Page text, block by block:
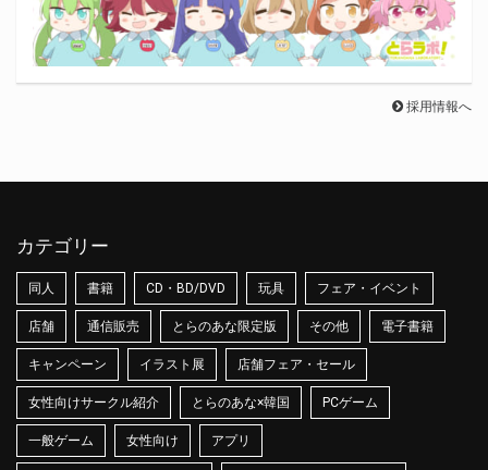
採用情報へ
カテゴリー
同人 書籍 CD・BD/DVD 玩具 フェア・イベント
店舗 通信販売 とらのあな限定版 その他 電子書籍
キャンペーン イラスト展 店舗フェア・セール
女性向けサークル紹介 とらのあな×韓国 PCゲーム
一般ゲーム 女性向け アプリ